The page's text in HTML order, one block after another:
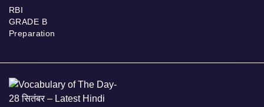
RBI
GRADE B
Preparation